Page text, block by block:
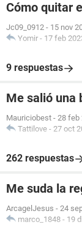
Cómo quitar
Jc09_0912 - 15 nov
Yomir - 17 feb
9 respuestas
Me salió una
Mauriciobest - 28 feb
Tattilove - 27 oct
262 respuestas
Me suda la
ArcagelJesus - 24
marco_1848 - 19